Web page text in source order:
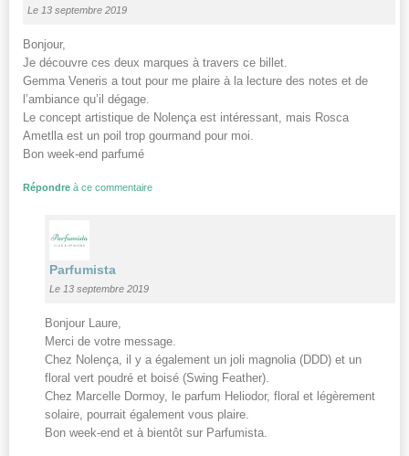
Le 13 septembre 2019
Bonjour,
Je découvre ces deux marques à travers ce billet.
Gemma Veneris a tout pour me plaire à la lecture des notes et de
l’ambiance qu’il dégage.
Le concept artistique de Nolença est intéressant, mais Rosca
Ametlla est un poil trop gourmand pour moi.
Bon week-end parfumé
Répondre à ce commentaire
Parfumista
Le 13 septembre 2019
Bonjour Laure,
Merci de votre message.
Chez Nolença, il y a également un joli magnolia (DDD) et un
floral vert poudré et boisé (Swing Feather).
Chez Marcelle Dormoy, le parfum Heliodor, floral et légèrement
solaire, pourrait également vous plaire.
Bon week-end et à bientôt sur Parfumista.